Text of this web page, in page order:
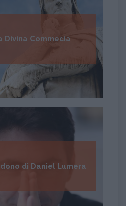
Divina Commedia
di Daniel Lumera